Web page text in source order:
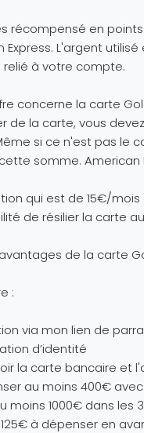
récompensé en
Express. L'argent
à votre compte.
concerne la carte
de la carte, vous
si ce n'est pas le
somme. American
qui est de 15€/
de résilier la carte
de la carte
:
via mon lien de
d’identité
la carte bancaire et
au moins 400€
moins 1000€ dans les
à dépenser en